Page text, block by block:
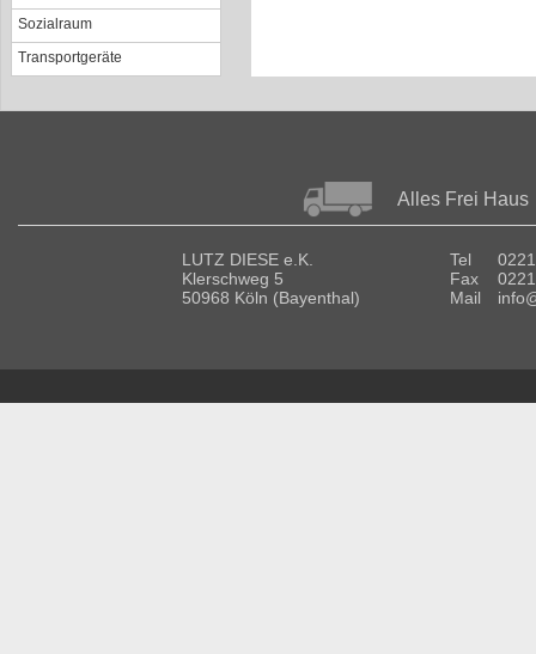
Sozialraum
Transportgeräte
Alles Frei Haus
LUTZ DIESE e.K.
Klerschweg 5
50968 Köln (Bayenthal)
Tel
Fax
Mail